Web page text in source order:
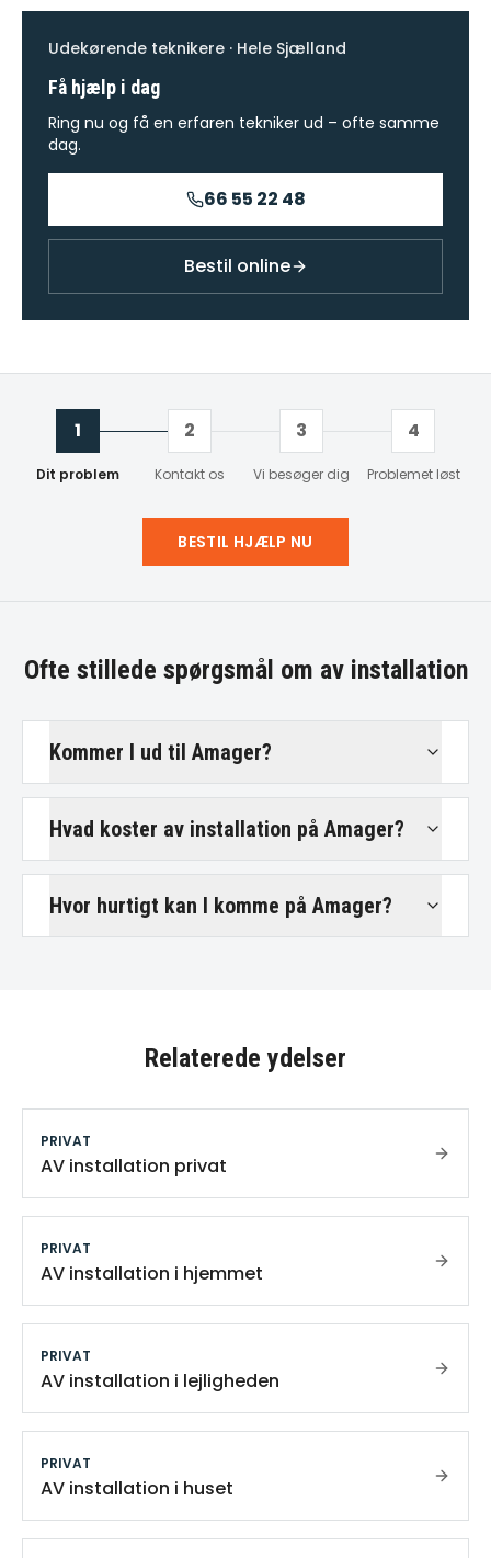
Udekørende teknikere · Hele Sjælland
Få hjælp i dag
Ring nu og få en erfaren tekniker ud – ofte samme
dag.
66 55 22 48
Bestil online
1
Dit problem
2
Kontakt os
3
Vi besøger dig
4
Problemet løst
BESTIL HJÆLP NU
Ofte stillede spørgsmål om av installation
Kommer I ud til Amager?
Hvad koster av installation på Amager?
Hvor hurtigt kan I komme på Amager?
Relaterede ydelser
PRIVAT
AV installation privat
PRIVAT
AV installation i hjemmet
PRIVAT
AV installation i lejligheden
PRIVAT
AV installation i huset